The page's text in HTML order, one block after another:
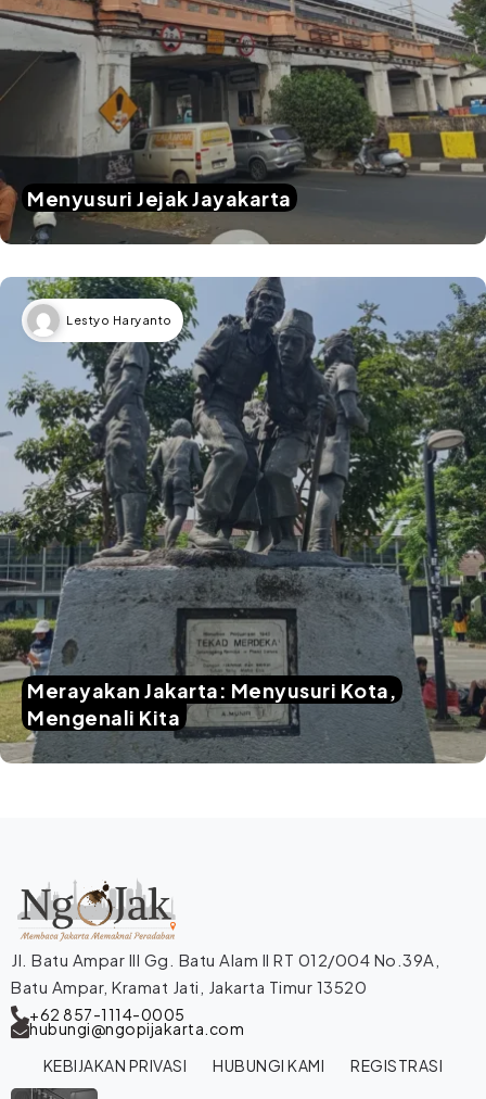
Menyusuri Jejak Jayakarta
Lestyo Haryanto
Merayakan Jakarta: Menyusuri Kota,
Mengenali Kita
Jl. Batu Ampar III Gg. Batu Alam II RT 012/004 No.39A,
Batu Ampar, Kramat Jati, Jakarta Timur 13520
+62 857-1114-0005
hubungi@ngopijakarta.com
KEBIJAKAN PRIVASI
HUBUNGI KAMI REGISTRASI